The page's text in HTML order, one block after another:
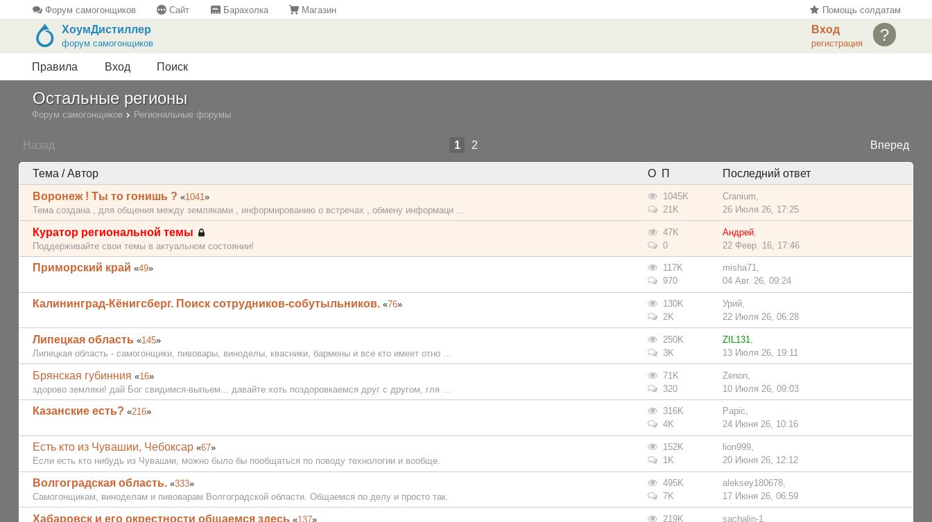
Форум самогонщиков Сайт Барахолка Магазин Помощь солдатам
?
Вход
регистрация
ХоумДистиллер
форум самогонщиков
Правила Вход Поиск
Остальные регионы
Форум самогонщиков Региональные форумы
Назад Вперед
1 2
Тема / Автор О П
Последний ответ
Воронеж ! Ты то гонишь ? «1041»
Тема создана , для общения между земляками , информированию о встречах , обмену информаци ...
1045K
21K
Cranium
26 Июля 26, 17:25
Куратор региональной темы
Поддерживайте свои темы в актуальном состоянии!
47K
0
Андрей
22 Февр. 16, 17:46
Приморский край «49»
117K
970
misha71,
04 Авг. 26, 09:24
Калининград-Кёнигсберг. Поиск сотрудников-собутыльников. «76»
130K
2K
Урий,
22 Июля 26, 06:28
Липецкая область «145»
Липецкая область - самогонщики, пивовары, виноделы, квасники, бармены и все кто имеет отно ...
250K
3K
ZIL131
13 Июля 26, 19:11
Брянская губинния «16»
здорово земляки! дай Бог свидимся-выпьем... давайте хоть поздоровкаемся друг с другом, гля ...
71K
320
Zenon
10 Июля 26, 09:03
Казанские есть?«216»
316K
4K
Papic,
24 Июня 26, 10:16
Есть кто из Чувашии, Чебоксар «67»
Если есть кто нибудь из Чувашии, можно было бы пообщаться по поводу технологии и вообще.
152K
1K
lion999,
20 Июня 26, 12:12
Волгоградская область. «333»
Самогонщикам, виноделам и пивоварам Волгоградской области. Общаемся по делу и просто так.
495K
7K
aleksey180678
17 Июня 26, 06:59
Хабаровск и его окрестности общаемся здесь «137»
219K
sachalin-1